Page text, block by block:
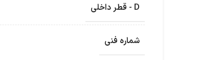
D - قطر داخلی
شماره فنی